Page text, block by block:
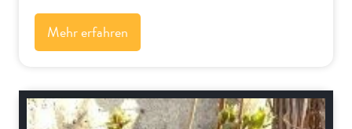
Mehr erfahren
Schnitt-Anleitungen